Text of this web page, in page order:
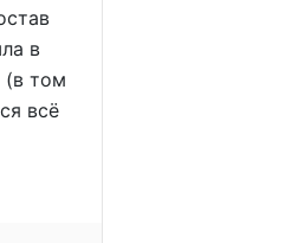
в
(в том
всё